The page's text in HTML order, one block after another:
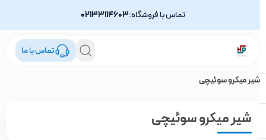
تماس با فروشگاه:02133114603
تماس با ما
شیر میکرو سوئیچی
شیر میکرو سوئیچی